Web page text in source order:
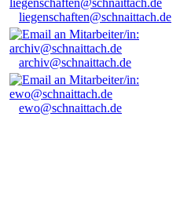
liegenschaften@schnaittach.de
archiv@schnaittach.de
ewo@schnaittach.de